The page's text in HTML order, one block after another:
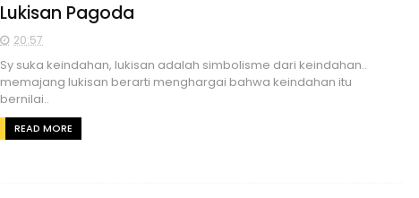
Lukisan Pagoda
20:57
Sy suka keindahan, lukisan adalah simbolisme dari keindahan..
memajang lukisan berarti menghargai bahwa keindahan itu
bernilai..
READ MORE